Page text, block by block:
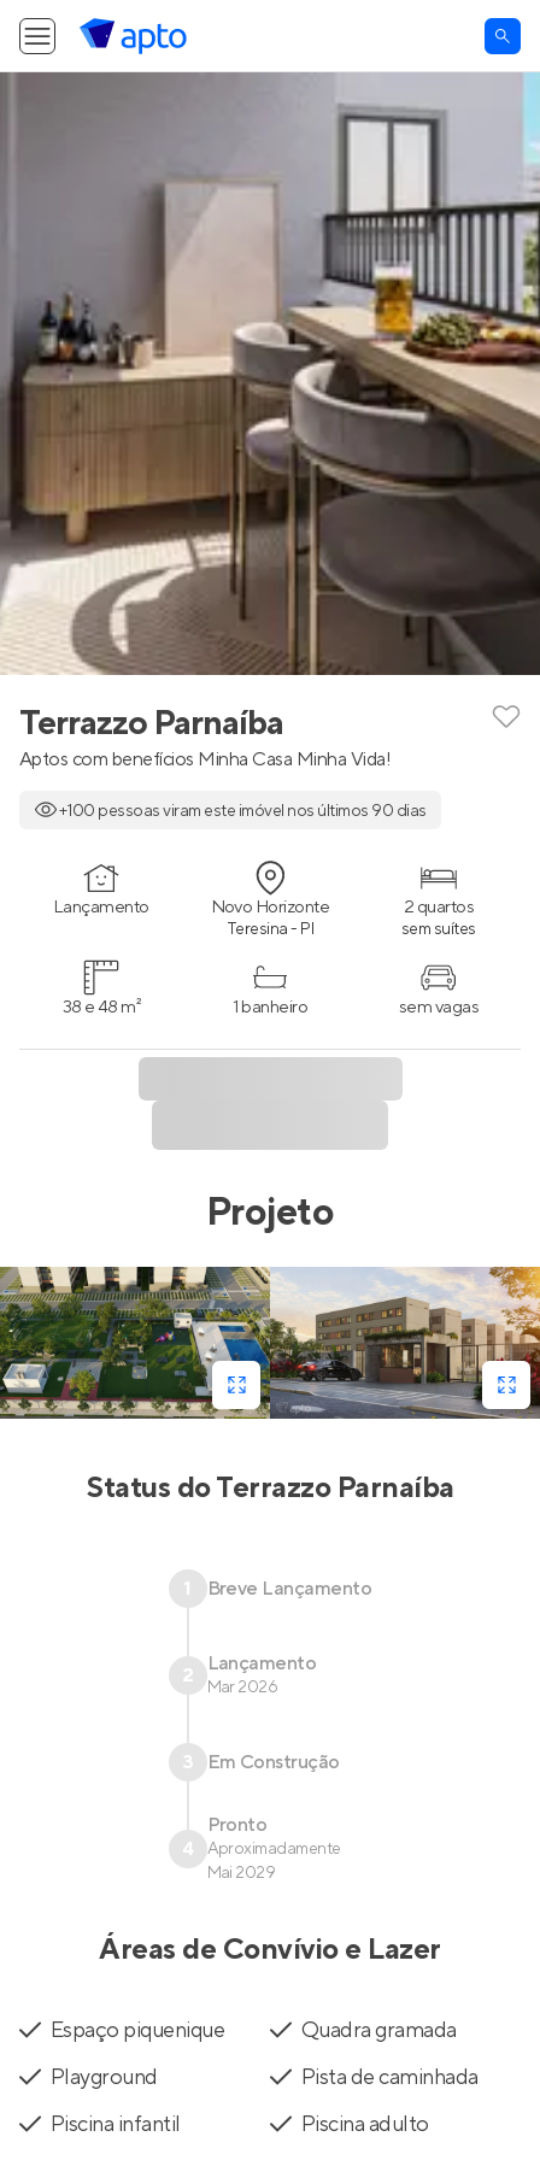
Terrazzo Parnaíba
Aptos com benefícios Minha Casa Minha Vida!
+100 pessoas viram este imóvel nos últimos 90 dias
Lançamento Novo Horizonte
Teresina - PI
2 quartos
sem suítes
38 e 48 m² 1 banheiro sem vagas
Projeto
Status doTerrazzo Parnaíba
1 Breve Lançamento
2 Lançamento
Mar 2026
3 Em Construção
4
Pronto
Aproximadamente
Mai 2029
Áreas de Convívio e Lazer
Espaço piquenique
Quadra gramada
Playground
Pista de caminhada
Piscina infantil
Piscina adulto